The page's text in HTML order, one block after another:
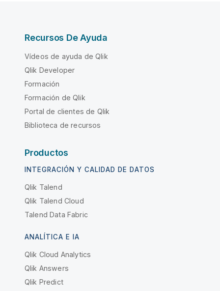
Recursos De Ayuda
Vídeos de ayuda de Qlik
Qlik Developer
Formación
Formación de Qlik
Portal de clientes de Qlik
Biblioteca de recursos
Productos
INTEGRACIÓN Y CALIDAD DE DATOS
Qlik Talend
Qlik Talend Cloud
Talend Data Fabric
ANALÍTICA E IA
Qlik Cloud Analytics
Qlik Answers
Qlik Predict